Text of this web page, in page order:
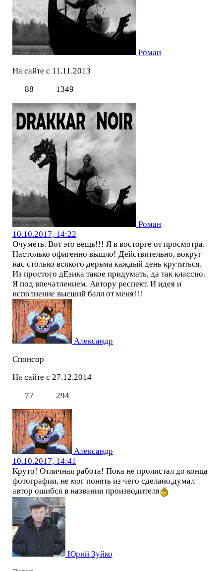
Роман
На сайте с 11.11.2013
88
1349
Роман
10.10.2017, 14:22
Очуметь. Вот это вещь!!! Я в восторге от просмотра.
Настолько офигенно вышло! Действительно, вокруг
нас столько всякого дерьма каждый день крутиться.
Из простого дЕзика такое придумать, да так классно.
Я под впечатлением. Автору респект. И идея и
исполнение высший балл от меня!!!
Александр
Спонсор
На сайте с 27.12.2014
77
294
Александр
10.10.2017, 14:41
Круто! Отличная работа! Пока не пролистал до конца
фотографии, не мог понять из чего сделано,думал
автор ошибся в названии производителя
Юрий Зуйко